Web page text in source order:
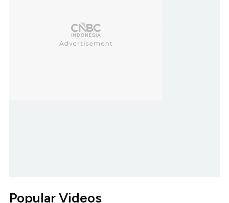
Popular Videos